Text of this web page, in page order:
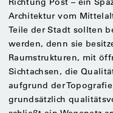
Architektur vom
Teile der Stadt sollten
werden, denn sie
Raumstrukturen, mit
Sichtachsen, die
aufgrund der
grundsätzlich